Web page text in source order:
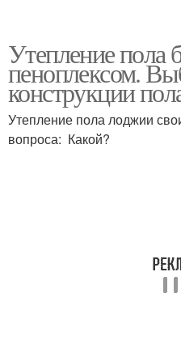
Утепление пола
пеноплексом.
конструкции
Утепление пола лоджии
вопроса: Какой?